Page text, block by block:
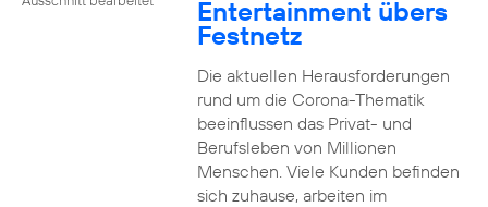
Entertainment übers
Festnetz
Die aktuellen Herausforderungen
rund um die Corona-Thematik
beeinflussen das Privat- und
Berufsleben von Millionen
Menschen. Viele Kunden befinden
sich zuhause, arbeiten im